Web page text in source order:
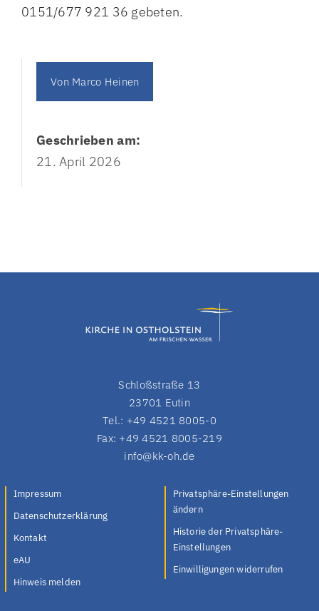
0151/677 921 36 gebeten.
Von Marco Heinen
Geschrieben am:
21. April 2026
Schloßstraße 13
23701 Eutin
Tel.: +49 4521 8005-0
Fax: +49 4521 8005-219
info@kk-oh.de
Impressum
Datenschutzerklärung
Kontakt
eAU
Hinweis melden
Privatsphäre-Einstellungen
ändern
Historie der Privatsphäre-
Einstellungen
Einwilligungen widerrufen